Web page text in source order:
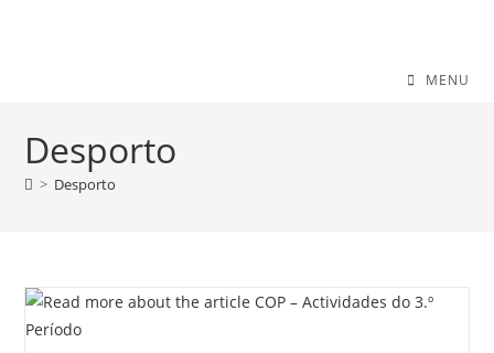
MENU
Desporto
> Desporto